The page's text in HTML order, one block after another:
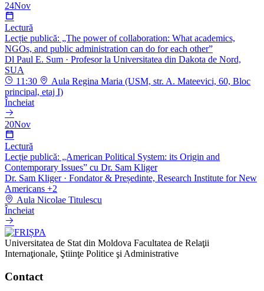
24Nov
Lectură
Lecție publică: „The power of collaboration: What academics,
NGOs, and public administration can do for each other”
Dl Paul E. Sum · Profesor la Universitatea din Dakota de Nord,
SUA
11:30
Aula Regina Maria (USM, str. A. Mateevici, 60, Bloc
principal, etaj I)
Încheiat
20Nov
Lectură
Lecție publică: „American Political System: its Origin and
Contemporary Issues” cu Dr. Sam Kliger
Dr. Sam Kliger · Fondator & Președinte, Research Institute for New
Americans +2
Aula Nicolae Titulescu
Încheiat
Universitatea de Stat din Moldova Facultatea de Relaţii
Internaţionale, Ştiinţe Politice şi Administrative
Contact